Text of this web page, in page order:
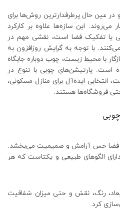
عین حال پرطرفدارترین روش‌ها برای
این سازه‌ها علاوه بر کارکرد
یا تفکیک فضا است، نقشی مهم در
با توجه به گرایش روزافزون به
با محیط زیست، چوب دوباره جایگاه
است. پارتیشن‌های چوبی با تنوع در
ایده‌آل برای منازل مسکونی،
حتی فروشگاه‌ها هستند.
چوبی
فضا حس آرامش و صمیمیت می‌بخشد.
الگوهای طبیعی و یکتاست که هر
رنگ، نقش و حتی میزان شفافیت
کرد.